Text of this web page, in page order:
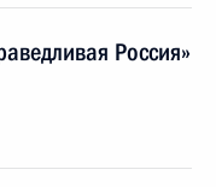
Россия»